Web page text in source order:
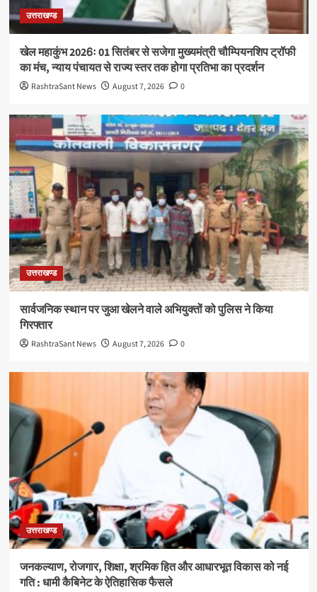
उत्तराखण्ड
खेल महाकुंभ 2026ः 01 सितंबर से सजेगा मुख्यमंत्री चौम्पियनशिप ट्रॉफी
का मंच, न्याय पंचायत से राज्य स्तर तक होगा प्रतिभा का प्रदर्शन
RashtraSant News August 7, 2026 0
उत्तराखण्ड
सार्वजनिक स्थान पर जुआ खेलने वाले अभियुक्तों को पुलिस ने किया
गिरफ्तार
RashtraSant News August 7, 2026 0
उत्तराखण्ड
जनकल्याण, रोजगार, शिक्षा, श्रमिक हित और आधारभूत विकास को नई
गति : धामी कैबिनेट के ऐतिहासिक फैसले